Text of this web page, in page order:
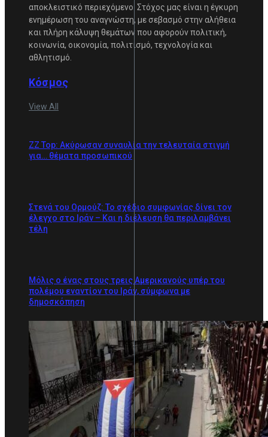
αποκλειστικό περιεχόμενο. Στόχος μας είναι η έγκυρη
ενημέρωση του αναγνώστη, με σεβασμό στην αλήθεια
και πλήρη κάλυψη θεμάτων που αφορούν πολιτική,
κοινωνία, οικονομία, πολιτισμό, τεχνολογία και
αθλητισμό.
Κόσμος
View All
ZZ Top: Ακύρωσαν συναυλία την τελευταία στιγμή
για… θέματα προσωπικού
Στενά του Ορμούζ: Το σχέδιο συμφωνίας δίνει τον
έλεγχο στο Ιράν – Και η διέλευση θα περιλαμβάνει
τέλη
Μόλις ο ένας στους τρεις Αμερικανούς υπέρ του
πολέμου εναντίον του Ιράν, σύμφωνα με
δημοσκόπηση